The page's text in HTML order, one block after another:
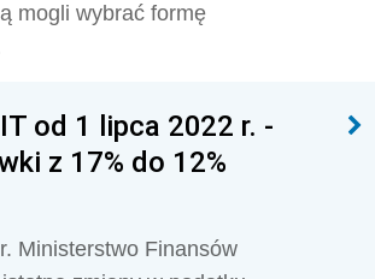
mogli wybrać formę
od 1 lipca 2022 r. -
z 17% do 12%
Ministerstwo Finansów